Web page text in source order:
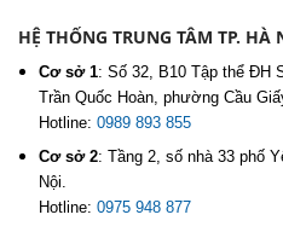
HỆ THỐNG TRUNG TÂM TP. HÀ
Cơ sở 1: Số 32, B10 Tập thể ĐH
Trần Quốc Hoàn, phường Cầu
Hotline: 0989 893 855
Cơ sở 2: Tầng 2, số nhà 33 phố
Nội.
Hotline: 0975 948 877